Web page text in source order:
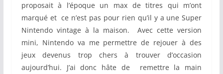
proposait à l’époque un max de titres qui m’ont
marqué et ce n’est pas pour rien qu’il y a une Super
Nintendo vintage à la maison. Avec cette version
mini, Nintendo va me permettre de rejouer à des
jeux devenus trop chers à trouver d’occasion
aujourd’hui. J’ai donc hâte de remettre la main